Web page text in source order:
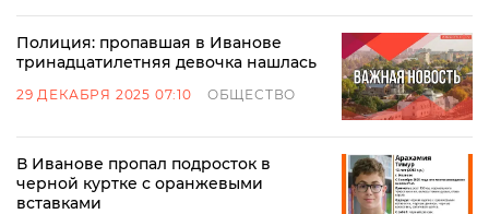
Полиция: пропавшая в Иванове
тринадцатилетняя девочка нашлась
29 ДЕКАБРЯ 2025 07:10 ОБЩЕСТВО
В Иванове пропал подросток в
черной куртке с оранжевыми
вставками